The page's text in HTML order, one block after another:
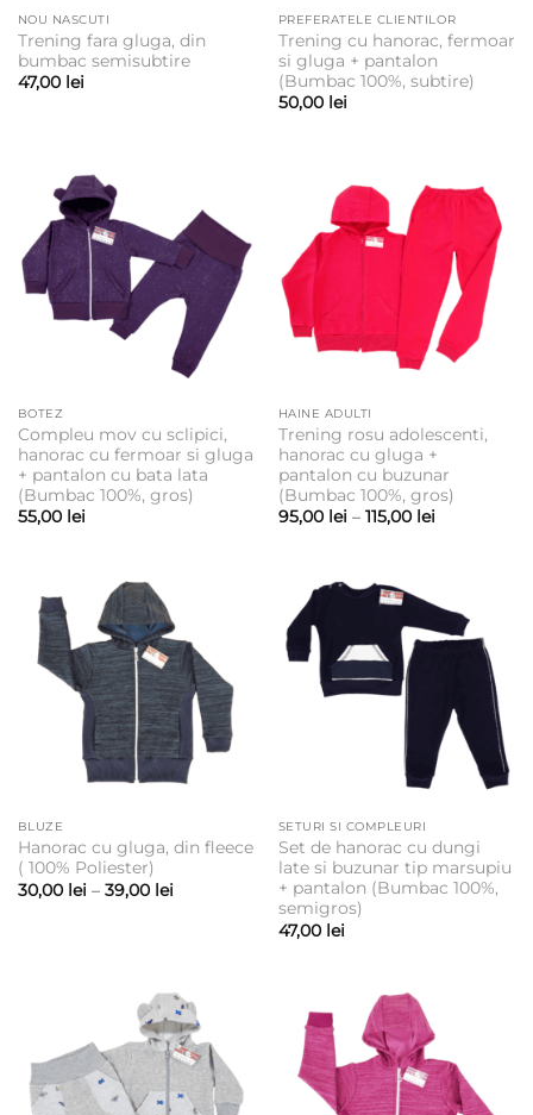
NOU NASCUTI
Trening fara gluga, din
bumbac semisubtire
47,00 lei
PREFERATELE CLIENTILOR
Trening cu hanorac, fermoar
si gluga + pantalon
(Bumbac 100%, subtire)
50,00 lei
BOTEZ
Compleu mov cu sclipici,
hanorac cu fermoar si gluga
+ pantalon cu bata lata
(Bumbac 100%, gros)
55,00 lei
HAINE ADULTI
Trening rosu adolescenti,
hanorac cu gluga +
pantalon cu buzunar
(Bumbac 100%, gros)
95,00 lei – 115,00 leiInterval
115,00 lei
BLUZE
Hanorac cu gluga, din fleece
( 100% Poliester)
30,00 lei – 39,00 leiInterval
SETURI SI COMPLEURI
Set de hanorac cu dungi
late si buzunar tip marsupiu
+ pantalon (Bumbac 100%,
semigros)
47,00 lei